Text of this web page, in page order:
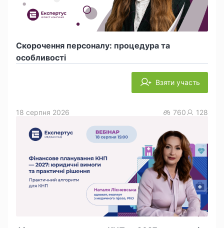
Скорочення персоналу: процедура та
особливості
Взяти участь
18 серпня 2026 760 128